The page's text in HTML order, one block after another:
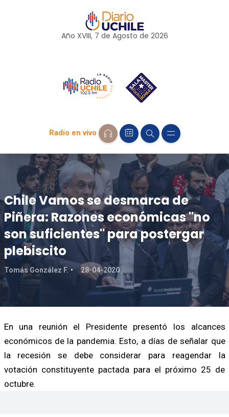
Año XVIII, 7 de Agosto de 2026
Radio en vivo
Chile Vamos se desmarca de
Piñera: Razones económicas "no
son suficientes" para postergar
plebiscito
Tomás González F. 28-04-2020
En una reunión el Presidente presentó los alcances
económicos de la pandemia. Esto, a días de señalar que
la recesión se debe considerar para reagendar la
votación constituyente pactada para el próximo 25 de
octubre.